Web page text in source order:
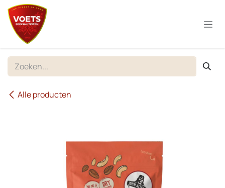
Overslaan naar inhoud
Alle producten